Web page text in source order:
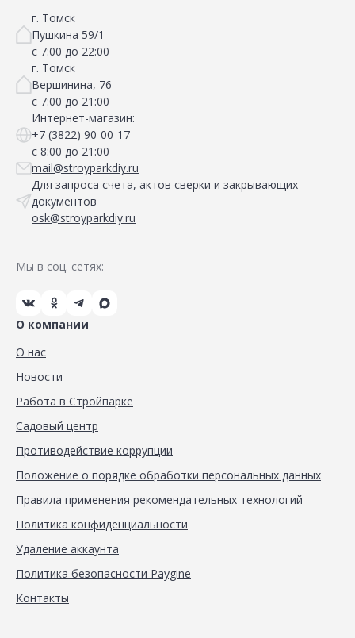
г. Томск
Пушкина 59/1
с 7:00 до 22:00
г. Томск
Вершинина, 76
с 7:00 до 21:00
Интернет-магазин:
+7 (3822) 90-00-17
с 8:00 до 21:00
mail@stroyparkdiy.ru
Для запроса счета, актов сверки и закрывающих
документов
osk@stroyparkdiy.ru
Мы в соц. сетях:
О компании
О нас
Новости
Работа в Стройпарке
Садовый центр
Противодействие коррупции
Положение о порядке обработки персональных данных
Правила применения рекомендательных технологий
Политика конфиденциальности
Удаление аккаунта
Политика безопасности Paygine
Контакты